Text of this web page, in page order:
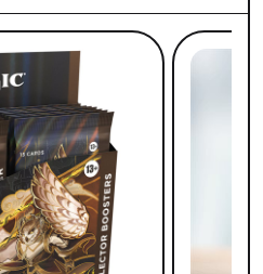
suggérés: Votre